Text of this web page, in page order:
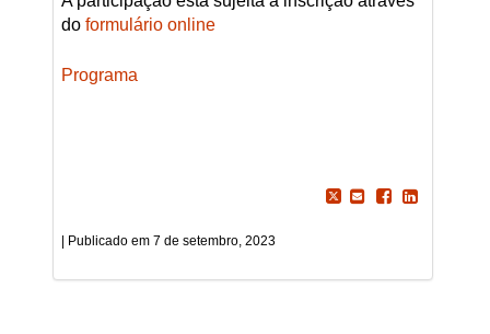
do formulário online
Programa
7 de setembro, 2023